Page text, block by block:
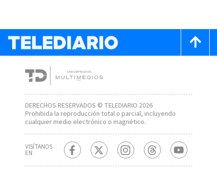
DERECHOS RESERVADOS © TELEDIARIO 2026
Prohibida la reproducción total o parcial, incluyendo
cualquier medio electrónico o magnético.
VISÍTANOS
EN